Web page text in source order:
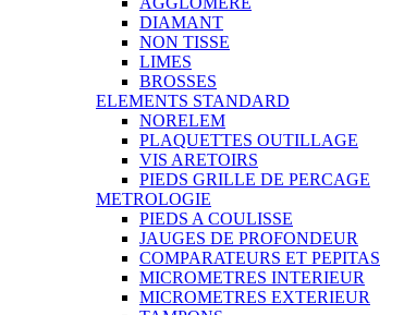
DIAMANT
NON TISSE
LIMES
BROSSES
ELEMENTS STANDARD
NORELEM
PLAQUETTES OUTILLAGE
VIS ARETOIRS
PIEDS GRILLE DE PERCAGE
METROLOGIE
PIEDS A COULISSE
JAUGES DE PROFONDEUR
COMPARATEURS ET PEPITAS
MICROMETRES INTERIEUR
MICROMETRES EXTERIEUR